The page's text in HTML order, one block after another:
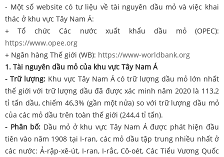
- Một số website có tư liệu về tài nguyên dầu mỏ và việc khai
thác ở khu vực Tây Nam Á:
+ Tổ chức Các nước xuất khẩu dầu mỏ (OPEC):
https://www.opee.org
+ Ngân hàng Thế giới (WB): https://www-worldbank.org
1. Tài nguyên dầu mỏ của khu vực Tây Nam Á
- Trữ lượng:Khu vực Tây Nam Á có trữ lượng dầu mỏ lớn nhất
thế giới với trữ lượng dầu đã được xác minh năm 2020 là 113,2
tỉ tấn dầu, chiếm 46,3% (gần một nửa) so với trữ lượng dầu mỏ
của các mỏ dầu trên toàn thế giới (244,4 tỉ tấn).
- Phân bố: Dầu mỏ ở khu vực Tây Nam Á được phát hiện đầu
tiên vào năm 1908 tại I-ran, các mỏ dầu tập trung nhiều nhất ở
các nước: Ả-rập-xê-út, I-ran, I-rắc, Cô-oét, Các Tiểu Vương Quốc